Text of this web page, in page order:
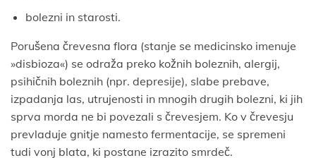
bolezni in starosti.
Porušena črevesna flora (stanje se medicinsko imenuje
»disbioza«) se odraža preko kožnih boleznih, alergij,
psihičnih boleznih (npr. depresije), slabe prebave,
izpadanja las, utrujenosti in mnogih drugih bolezni, ki jih
sprva morda ne bi povezali s črevesjem. Ko v črevesju
prevladuje gnitje namesto fermentacije, se spremeni
tudi vonj blata, ki postane izrazito smrdeč.